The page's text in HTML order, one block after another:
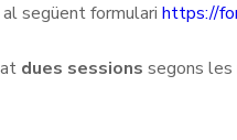
al següent formulari https://
dues sessions segons les